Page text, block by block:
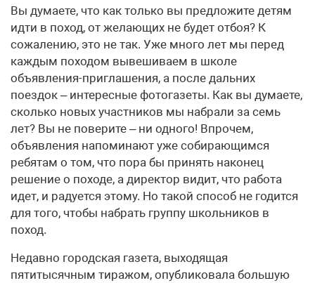
Вы думаете, что как только вы предложите детям
идти в поход, от желающих не будет отбоя? К
сожалению, это не так. Уже много лет мы перед
каждым походом вывешиваем в школе
объявления-приглашения, а после дальних
поездок – интересные фотогазеты. Как вы думаете,
сколько новых участников мы набрали за семь
лет? Вы не поверите – ни одного! Впрочем,
объявления напоминают уже собирающимся
ребятам о том, что пора бы принять наконец
решение о походе, а директор видит, что работа
идет, и радуется этому. Но такой способ не годится
для того, чтобы набрать группу школьников в
поход.
Недавно городская газета, выходящая
пятитысячным тиражом, опубликовала большую